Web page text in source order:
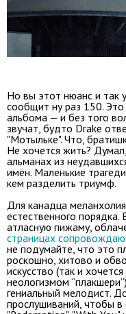
Но вы этот нюанс и так
сообщит ну раз 150. Это
альбома — и без того
звучат, будто Drake
"Мотыльке". Что,
Не хочется жить?
альманах из
имён. Маленькие
кем разделить триумф.
Для канадца
естественного порядка.
атласную пижаму,
страницах
не подумайте, что это
роскошно, хитово и
искусство (так и
неологизмом
гениальный мелодист.
прослушиваний, чтобы в